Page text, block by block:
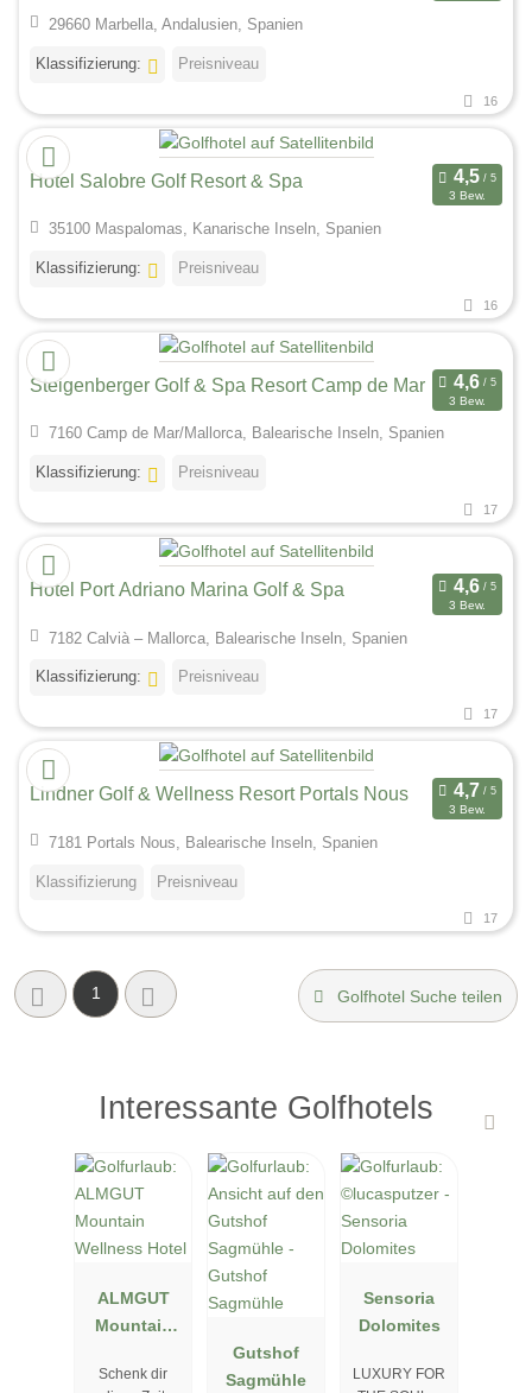
29660 Marbella, Andalusien, Spanien
Klassifizierung: Preisniveau
16
Hotel Salobre Golf Resort & Spa
3 Bew.
35100 Maspalomas, Kanarische Inseln, Spanien
Klassifizierung: Preisniveau
16
Steigenberger Golf & Spa Resort Camp de Mar
3 Bew.
7160 Camp de Mar/Mallorca, Balearische Inseln, Spanien
Klassifizierung: Preisniveau
17
Hotel Port Adriano Marina Golf & Spa
3 Bew.
7182 Calvià – Mallorca, Balearische Inseln, Spanien
Klassifizierung: Preisniveau
17
Lindner Golf & Wellness Resort Portals Nous
3 Bew.
7181 Portals Nous, Balearische Inseln, Spanien
Klassifizierung Preisniveau
17
1 Golfhotel Suche teilen
Interessante Golfhotels
ALMGUT
Mountain
Hotel
Schenk dir
Gutshof
Sagmühle
Sensoria
Dolomites
LUXURY FOR